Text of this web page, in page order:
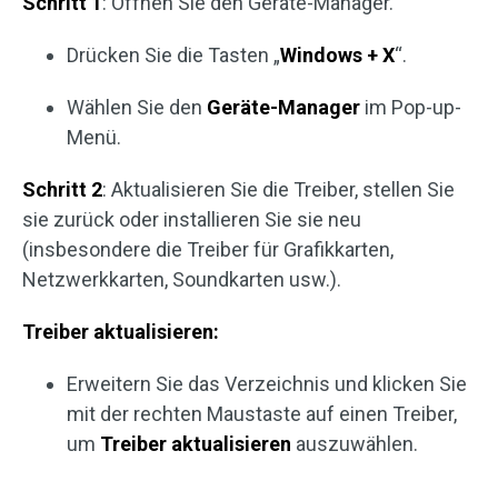
Drücken Sie die Tasten „Windows + X“.
Wählen Sie den Geräte-Manager im Pop-up-
Menü.
Schritt 2: Aktualisieren Sie die Treiber, stellen Sie
sie zurück oder installieren Sie sie neu
(insbesondere die Treiber für Grafikkarten,
Netzwerkkarten, Soundkarten usw.).
Treiber aktualisieren:
Erweitern Sie das Verzeichnis und klicken Sie
mit der rechten Maustaste auf einen Treiber,
um Treiber aktualisieren auszuwählen.